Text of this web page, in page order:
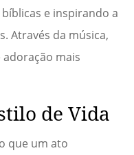
e inspirando a
Através da música,
mais
de Vida
que um ato